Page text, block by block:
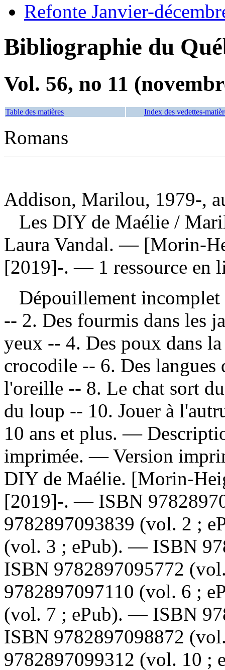
Refonte Janvier-
Bibliographie du
Vol. 56, no 11
Table des matières Index des vedettes-
Romans
Addison, Marilou, 1979-,
Les DIY de Maélie /
Laura Vandal. — [Morin-
[2019]-. — 1 ressource en
Dépouillement
-- 2. Des fourmis dans les
yeux -- 4. Des poux dans
crocodile -- 6. Des
l'oreille -- 8. Le chat sort
du loup -- 10. Jouer à
10 ans et plus. —
imprimée. —Version
DIY de Maélie. [Morin-
[2019]-. — ISBN
9782897093839 (vol. 2 ;
(vol. 3 ; ePub). — ISBN
ISBN 9782897095772
9782897097110 (vol. 6 ;
(vol. 7 ; ePub). — ISBN
ISBN 9782897098872
9782897099312 (vol. 10 ;